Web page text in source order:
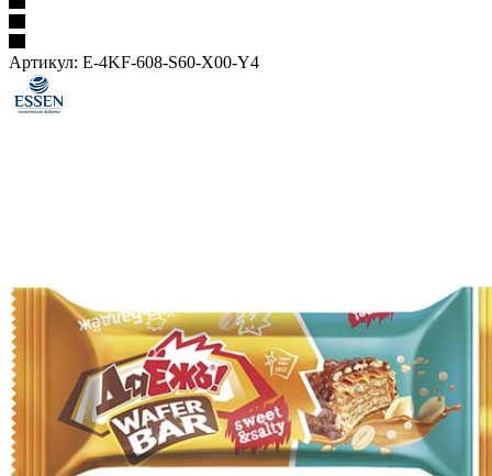
Артикул: E-4KF-608-S60-X00-Y4